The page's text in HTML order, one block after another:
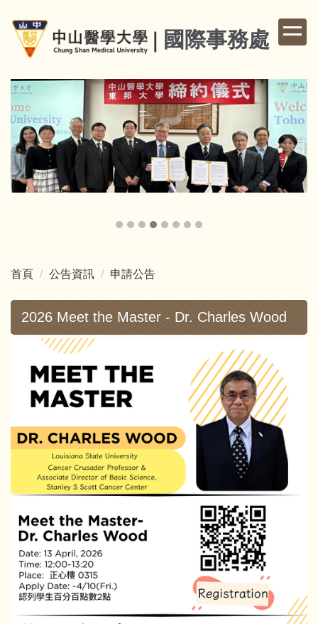
到
內
容
區
國際事務處
首頁 公告資訊 申請公告
2026 Meet the Master - Dr. Charles Wood